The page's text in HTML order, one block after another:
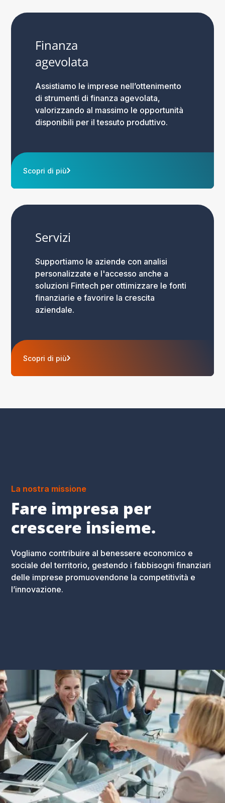
Finanza
agevolata
Assistiamo le imprese nell’ottenimento
di strumenti di finanza agevolata,
valorizzando al massimo le opportunità
disponibili per il tessuto produttivo.
Scopri di più
Servizi
Supportiamo le aziende con analisi
personalizzate e l'accesso anche a
soluzioni Fintech per ottimizzare le fonti
finanziarie e favorire la crescita
aziendale.
Scopri di più
La nostra missione
Fare impresa per
crescere insieme.
Vogliamo contribuire al benessere economico e
sociale del territorio, gestendo i fabbisogni finanziari
delle imprese promuovendone la competitività e
l’innovazione.